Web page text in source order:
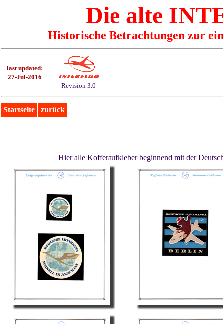
Die alte
Historische Betrachtungen zur
last updated:
27-Jul-2016
Revision 3.0
Startseite zurück
Hier alle Kofferaufkleber beginnend mit der